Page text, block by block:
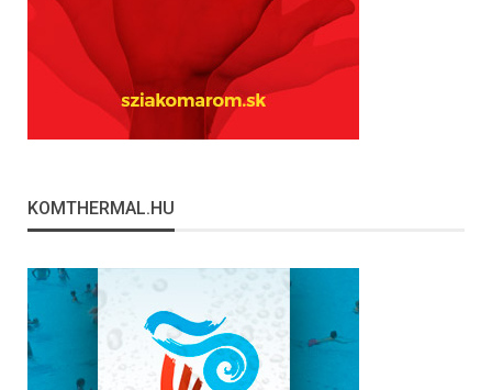
KOMTHERMAL.HU